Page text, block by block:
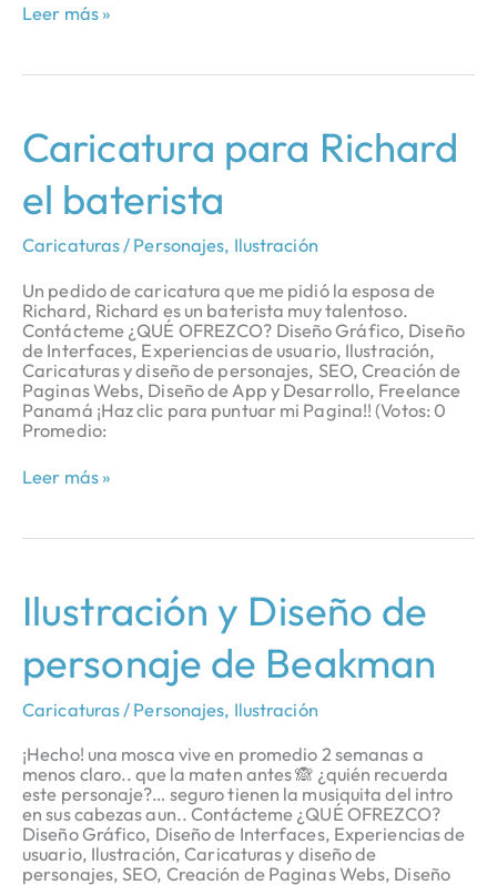
Leer más »
Caricatura para Richard
el baterista
Caricaturas / Personajes, Ilustración
Un pedido de caricatura que me pidió la esposa de
Richard, Richard es un baterista muy talentoso.
Contácteme ¿QUÉ OFREZCO? Diseño Gráfico, Diseño
de Interfaces, Experiencias de usuario, Ilustración,
Caricaturas y diseño de personajes, SEO, Creación de
Paginas Webs, Diseño de App y Desarrollo, Freelance
Panamá ¡Haz clic para puntuar mi Pagina!! (Votos: 0
Promedio:
Caricatura
para
Richard
el
baterista
Leer más »
Ilustración y Diseño de
personaje de Beakman
Caricaturas / Personajes, Ilustración
¡Hecho! una mosca vive en promedio 2 semanas a
menos claro.. que la maten antes 🙈 ¿quién recuerda
este personaje?… seguro tienen la musiquita del intro
en sus cabezas aun.. Contácteme ¿QUÉ OFREZCO?
Diseño Gráfico, Diseño de Interfaces, Experiencias de
usuario, Ilustración, Caricaturas y diseño de
personajes, SEO, Creación de Paginas Webs, Diseño
Ilustración
Diseño
de
personaje
de
Beakman